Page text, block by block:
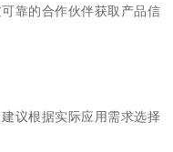
靠的合作伙伴获取产品信
议根据实际应用需求选择